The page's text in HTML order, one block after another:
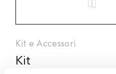
Kit e Accessori
Kit